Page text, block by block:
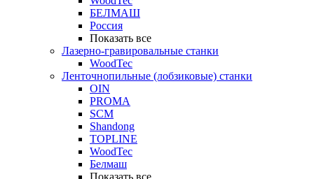
БЕЛМАШ
Россия
Показать все
Лазерно-гравировальные станки
WoodTec
Ленточнопильные (лобзиковые) станки
OIN
PROMA
SCM
Shandong
TOPLINE
WoodTec
Белмаш